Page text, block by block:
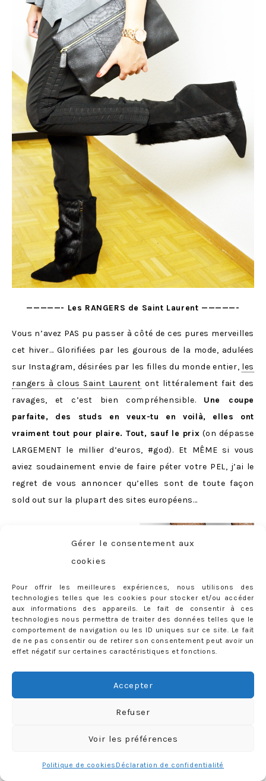
Gérer le consentement aux
cookies
Pour offrir les meilleures expériences, nous utilisons des
technologies telles que les cookies pour stocker et/ou accéder
aux informations des appareils. Le fait de consentir à ces
technologies nous permettra de traiter des données telles que le
comportement de navigation ou les ID uniques sur ce site. Le fait
de ne pas consentir ou de retirer son consentement peut avoir un
effet négatif sur certaines caractéristiques et fonctions.
Accepter
Refuser
Voir les préférences
Politique de cookies Déclaration de confidentialité
—————- Les RANGERS de Saint Laurent —————-
Vous n’avez PAS pu passer à côté de ces pures merveilles
cet hiver… Glorifiées par les gourous de la mode, adulées
sur Instagram, désirées par les filles du monde entier, les
rangers à clous Saint Laurent ont littéralement fait des
ravages, et c’est bien compréhensible. Une coupe
parfaite, des studs en veux-tu en voilà, elles ont
vraiment tout pour plaire. Tout, sauf le prix (on dépasse
LARGEMENT le millier d’euros, #god). Et MÊME si vous
aviez soudainement envie de faire péter votre PEL, j’ai le
regret de vous annoncer qu’elles sont de toute façon
sold out sur la plupart des sites européens…
Les « originales » deSaint Laurent
Heureusement, d’autres marques se sont ruées sur le